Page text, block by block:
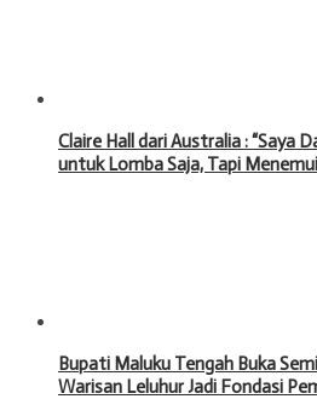
Claire Hall dari Australia : “Saya
untuk Lomba Saja, Tapi
Bupati Maluku Tengah Buka
Warisan Leluhur Jadi Fondasi